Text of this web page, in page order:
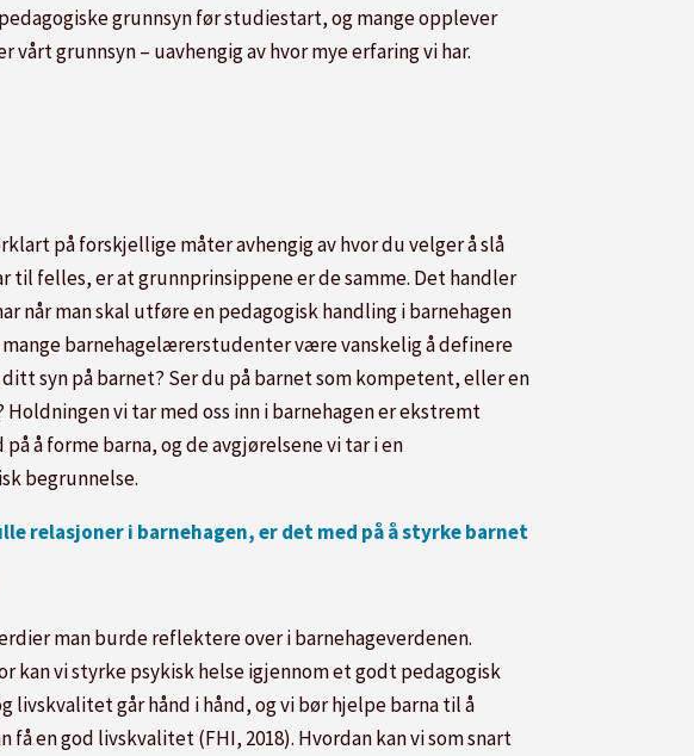
grunnsyn før studiestart, og mange opplever
grunnsyn – uavhengig av hvor mye erfaring vi har.
på forskjellige måter avhengig av hvor du velger å slå
til felles, er at grunnprinsippene er de samme. Det handler
når man skal utføre en pedagogisk handling i barnehagen
mange barnehagelærerstudenter være vanskelig å definere
syn på barnet? Ser du på barnet som kompetent, eller en
vi tar med oss inn i barnehagen er ekstremt
å forme barna, og de avgjørelsene vi tar i en
begrunnelse.
relasjoner i barnehagen, er det med på å styrke barnet
man burde reflektere over i barnehageverdenen.
kan vi styrke psykisk helse igjennom et godt pedagogisk
livskvalitet går hånd i hånd, og vi bør hjelpe barna til å
en god livskvalitet (FHI, 2018). Hvordan kan vi som snart